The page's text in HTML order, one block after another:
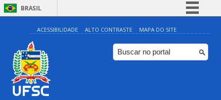
BRASIL
Simplifique!
Comunica BR
Participe
ACESSIBILIDADE ALTO CONTRASTE MAPA DO SITE